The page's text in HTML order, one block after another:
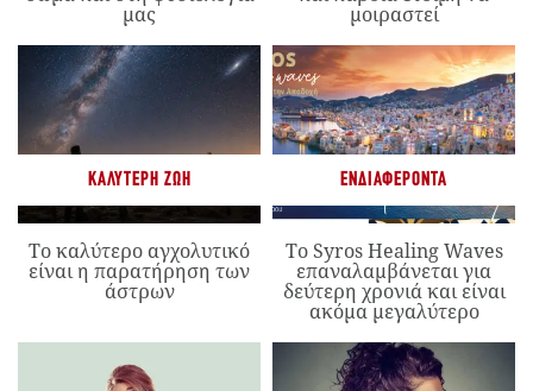
μας μοιραστεί
ΚΑΛΎΤΕΡΗ ΖΩΉ
Το καλύτερο αγχολυτικό
είναι η παρατήρηση των
άστρων
ΕΝΔΙΑΦΈΡΟΝΤΑ
Το Syros Healing Waves
επαναλαμβάνεται για
δεύτερη χρονιά και είναι
ακόμα μεγαλύτερο